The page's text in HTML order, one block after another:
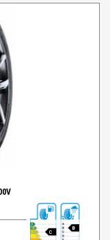
C
B